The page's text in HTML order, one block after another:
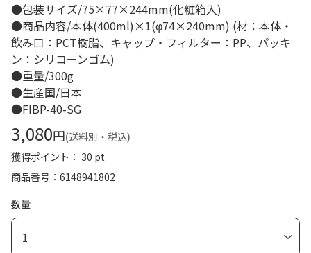
●包装サイズ/75×77×244mm(化粧箱入)
●商品内容/本体(400ml)×1(φ74×240mm) (材：本体・
飲み口：PCT樹脂、キャップ・フィルター：PP、パッキ
ン：シリコーンゴム)
●重量/300g
●生産国/日本
●FIBP-40-SG
3,080円(送料別・税込)
獲得ポイント： 30 pt
商品番号
6148941802
数量
1